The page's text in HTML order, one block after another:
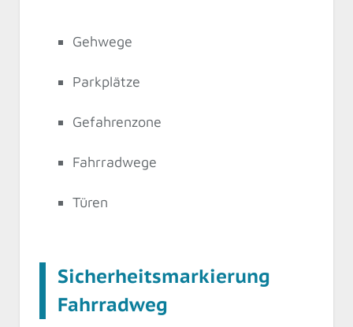
Gehwege
Parkplätze
Gefahrenzone
Fahrradwege
Türen
Sicherheitsmarkierung
Fahrradweg